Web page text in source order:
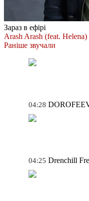
Зараз в ефірі
Arash Arash (feat. Helena)
Раніше звучали
04:28
04:25 Drenchill